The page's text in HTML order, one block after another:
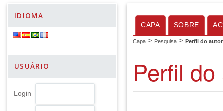
IDIOMA
USUÁRIO
Login
CAPA SOBRE
Capa > Pesquisa > Perfil do autor
Perfil